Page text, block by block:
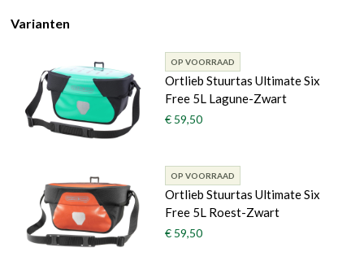
Varianten
OP VOORRAAD
Ortlieb Stuurtas Ultimate Six
Free 5L Lagune-Zwart
€ 59,50
OP VOORRAAD
Ortlieb Stuurtas Ultimate Six
Free 5L Roest-Zwart
€ 59,50